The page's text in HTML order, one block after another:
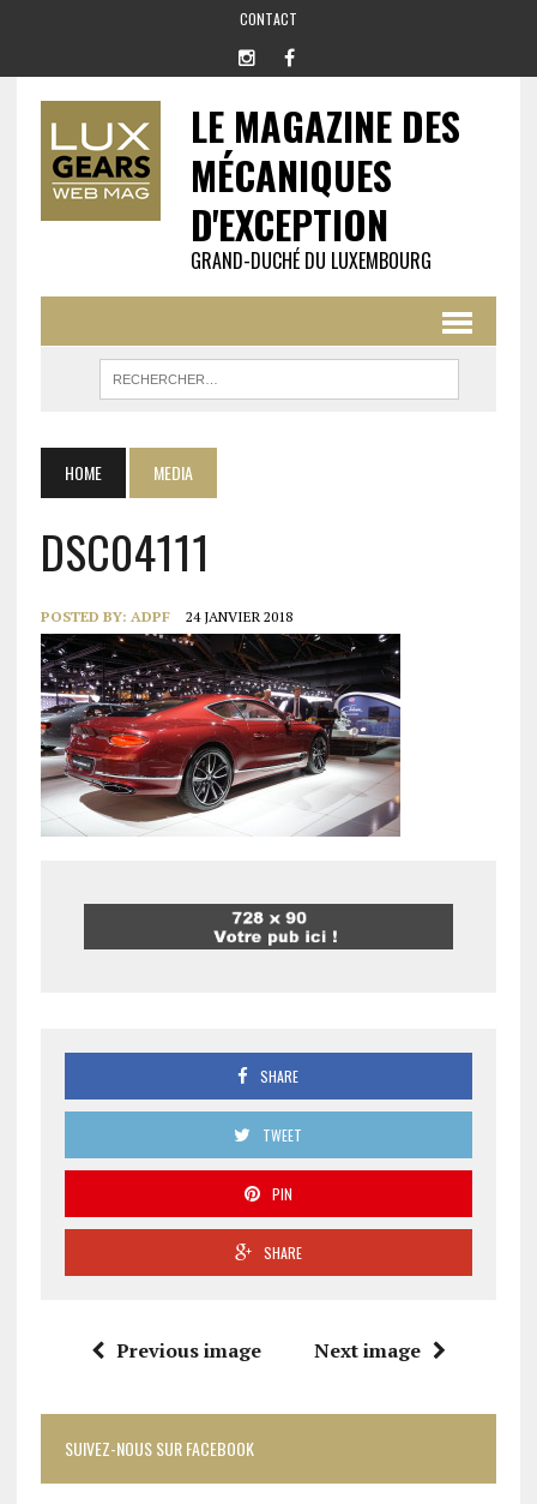
CONTACT
LE MAGAZINE DES
MÉCANIQUES
D'EXCEPTION
GRAND-DUCHÉ DU LUXEMBOURG
HOME MEDIA
DSC04111
POSTED BY: ADPF 24 JANVIER 2018
SHARE
TWEET
PIN
SHARE
Previous image Next image
SUIVEZ-NOUS SUR FACEBOOK